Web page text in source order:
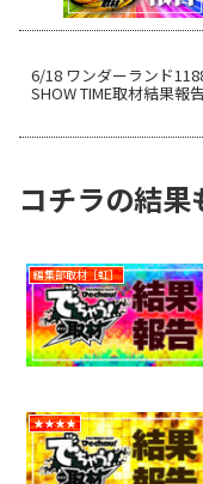
6/18 ワンダーランド
SHOW TIME取材結果報告
コチラの結果
編集部取材［虹］
★★★★